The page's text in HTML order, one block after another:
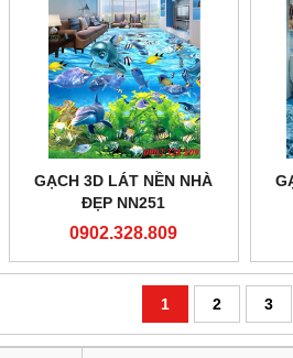
GẠCH 3D LÁT NỀN NHÀ
ĐẸP NN251
0902.328.809
1 2 3